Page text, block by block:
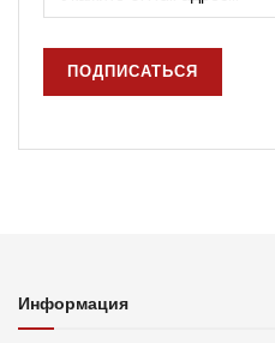
Информация